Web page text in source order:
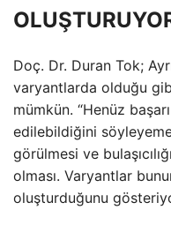
Doç. Dr. Duran Tok;
varyantlarda olduğu
mümkün. “Henüz
edilebildiğini
görülmesi ve
olması. Varyantlar
oluşturduğunu